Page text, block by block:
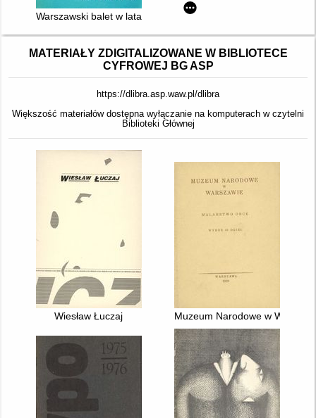
Warszawski balet w latach 1867-1915
MATERIAŁY ZDIGITALIZOWANE W BIBLIOTECE
CYFROWEJ BG ASP
https://dlibra.asp.waw.pl/dlibra
Większość materiałów dostępna wyłączanie na komputerach w czytelni
Biblioteki Głównej
Wiesław Łuczaj Muzeum Narodowe w